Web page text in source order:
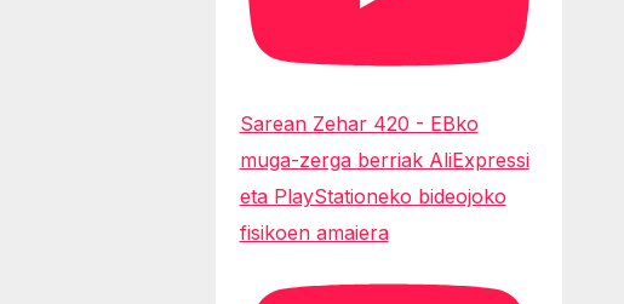
Sarean Zehar 420 - EBko
muga-zerga berriak AliExpressi
eta PlayStationeko bideojoko
fisikoen amaiera